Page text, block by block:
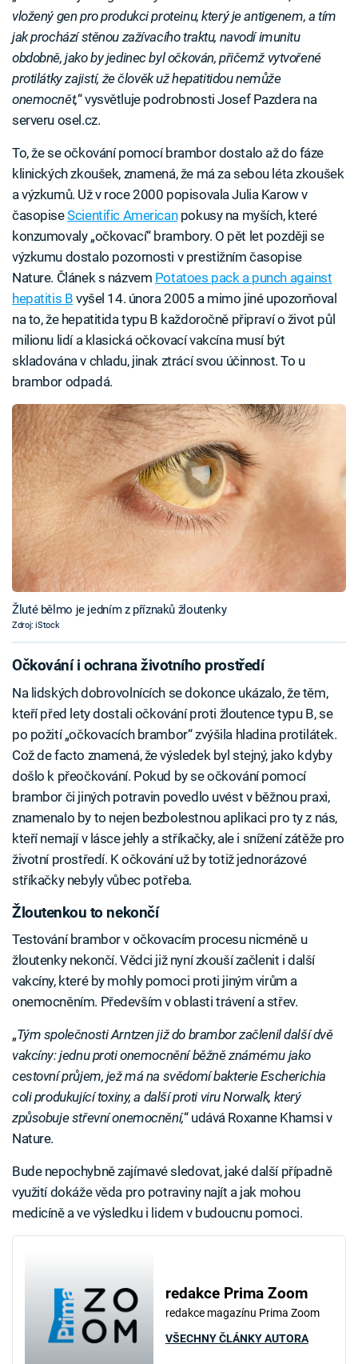
vložený gen pro produkci proteinu, který je antigenem, a tím
jak prochází stěnou zažívacího traktu, navodí imunitu
obdobně, jako by jedinec byl očkován, přičemž vytvořené
protilátky zajistí, že člověk už hepatitidou nemůže
onemocnět,“ vysvětluje podrobnosti Josef Pazdera na
serveru osel.cz.
To, že se očkování pomocí brambor dostalo až do fáze
klinických zkoušek, znamená, že má za sebou léta zkoušek
a výzkumů. Už v roce 2000 popisovala Julia Karow v
časopiseScientific Americanpokusy na myších, které
konzumovaly „očkovací“ brambory. O pět let později se
výzkumu dostalo pozornosti v prestižním časopise
Nature. Článek s názvem Potatoes pack a punch against
hepatitis B vyšel 14. února 2005 a mimo jiné upozorňoval
na to, že hepatitida typu B každoročně připraví o život půl
milionu lidí a klasická očkovací vakcína musí být
skladována v chladu, jinak ztrácí svou účinnost. To u
brambor odpadá.
Žluté bělmo je jedním z příznaků žloutenky
Zdroj: iStock
Očkování i ochrana životního prostředí
Na lidských dobrovolnících se dokonce ukázalo, že těm,
kteří před lety dostali očkování proti žloutence typu B, se
po požití „očkovacích brambor“ zvýšila hladina protilátek.
Což de facto znamená, že výsledek byl stejný, jako kdyby
došlo k přeočkování. Pokud by se očkování pomocí
brambor či jiných potravin povedlo uvést v běžnou praxi,
znamenalo by to nejen bezbolestnou aplikaci pro ty z nás,
kteří nemají v lásce jehly a stříkačky, ale i snížení zátěže pro
životní prostředí. K očkování už by totiž jednorázové
stříkačky nebyly vůbec potřeba.
Žloutenkou to nekončí
Testování brambor v očkovacím procesu nicméně u
žloutenky nekončí. Vědci již nyní zkouší začlenit i další
vakcíny, které by mohly pomoci proti jiným virům a
onemocněním. Především v oblasti trávení a střev.
„Tým společnosti Arntzen již do brambor začlenil další dvě
vakcíny: jednu proti onemocnění běžně známému jako
cestovní průjem, jež má na svědomí bakterie Escherichia
coli produkující toxiny, a další proti viru Norwalk, který
způsobuje střevní onemocnění,“ udává Roxanne Khamsi v
Nature.
Bude nepochybně zajímavé sledovat, jaké další případně
využití dokáže věda pro potraviny najít a jak mohou
medicíně a ve výsledku i lidem v budoucnu pomoci.
redakce Prima Zoom
redakce magazínu Prima Zoom
VŠECHNY ČLÁNKY AUTORA